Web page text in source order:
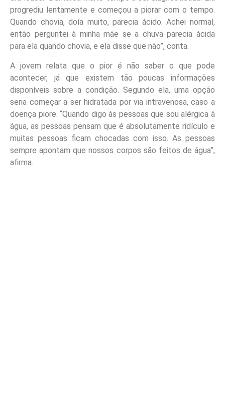
progrediu lentamente e começou a piorar com o tempo.
Quando chovia, doía muito, parecia ácido. Achei normal,
então perguntei à minha mãe se a chuva parecia ácida
para ela quando chovia, e ela disse que não”, conta.
A jovem relata que o pior é não saber o que pode
acontecer, já que existem tão poucas informações
disponíveis sobre a condição. Segundo ela, uma opção
seria começar a ser hidratada por via intravenosa, caso a
doença piore. “Quando digo às pessoas que sou alérgica à
água, as pessoas pensam que é absolutamente ridículo e
muitas pessoas ficam chocadas com isso. As pessoas
sempre apontam que nossos corpos são feitos de água”,
afirma.